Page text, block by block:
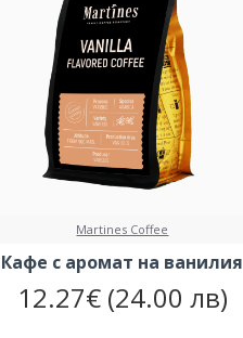
Martines Coffee
Кафе с аромат на ванилия
12.27€ (24.00 лв)